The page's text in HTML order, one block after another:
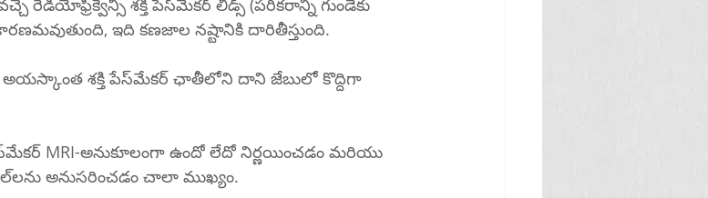
ఇది కణజాల నష్టానికి దారితీస్తుంది.
ఛాతీలోని దాని జేబులో కొద్దిగా
ఇమేజింగ్ ప్రక్రియలో నిర్దిష్ట భద్రతా ప్రోటోకాల్‌లను అనుసరించడం చాలా ముఖ్యం.